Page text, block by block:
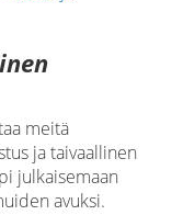
meitä
ja taivaallinen
julkaisemaan
avuksi.